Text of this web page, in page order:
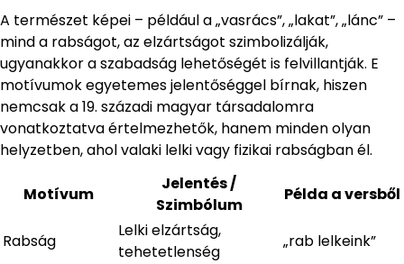
A természet képei – például a „vasrács”, „lakat”, „lánc” –
mind a rabságot, az elzártságot szimbolizálják,
ugyanakkor a szabadság lehetőségét is felvillantják. E
motívumok egyetemes jelentőséggel bírnak, hiszen
nemcsak a 19. századi magyar társadalomra
vonatkoztatva értelmezhetők, hanem minden olyan
helyzetben, ahol valaki lelki vagy fizikai rabságban él.
Motívum
Jelentés /
Szimbólum
Példa a versből
Rabság
Lelki elzártság,
tehetetlenség
„rab lelkeink”